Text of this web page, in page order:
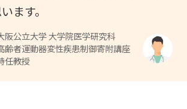
ます。
阪公立大学 大学院医学研究科
齢者運動器変性疾患制御寄附講座
任教授